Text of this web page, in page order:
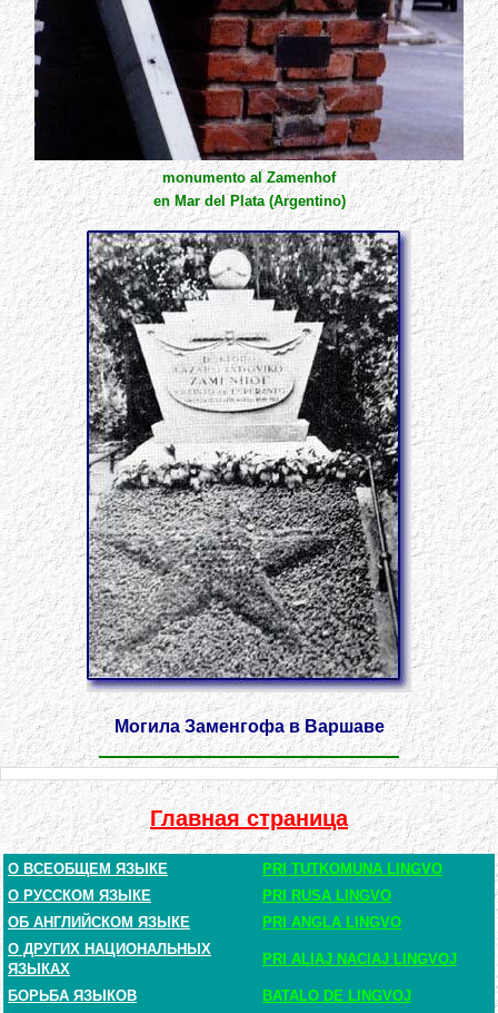
monumento al Zamenhof
en Mar del Plata (Argentino)
Могила Заменгофа в Варшаве
Главная страница
О ВСЕОБЩЕМ ЯЗЫКЕ
PRI TUTKOMUNA LINGVO
О РУССКОМ ЯЗЫКЕ
PRI RUSA LINGVO
ОБ АНГЛИЙСКОМ ЯЗЫКЕ
PRI ANGLA LINGVO
О ДРУГИХ НАЦИОНАЛЬНЫХ
ЯЗЫКАХ
PRI ALIAJ NACIAJ LINGVOJ
БОРЬБА ЯЗЫКОВ
BATALO DE LINGVOJ